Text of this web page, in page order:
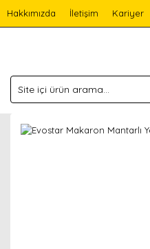
Hakkımızda İletişim Kariyer